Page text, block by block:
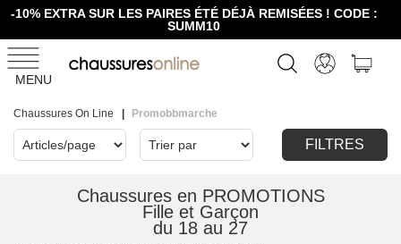
-10% EXTRA SUR LES PAIRES ÉTÉ DÉJÀ REMISÉES ! CODE :
SUMM10
MENU
Chaussures On Line Promobbmarche
FILTRES
Chaussures en PROMOTIONS
Fille et Garçon
du 18 au 27